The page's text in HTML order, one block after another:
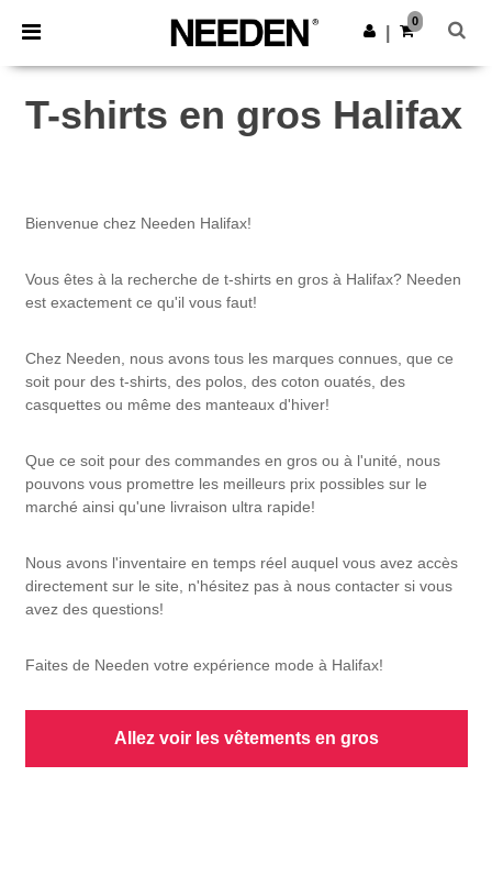
× Appli Needen
Meilleurs prix sur l’app !
Obtenir l'appli
0
T-shirts en gros Halifax
Bienvenue chez Needen Halifax!
Vous êtes à la recherche de t-shirts en gros à Halifax? Needen
est exactement ce qu'il vous faut!
Chez Needen, nous avons tous les marques connues, que ce
soit pour des t-shirts, des polos, des coton ouatés, des
casquettes ou même des manteaux d'hiver!
Que ce soit pour des commandes en gros ou à l'unité, nous
pouvons vous promettre les meilleurs prix possibles sur le
marché ainsi qu'une livraison ultra rapide!
Nous avons l'inventaire en temps réel auquel vous avez accès
directement sur le site, n'hésitez pas à nous contacter si vous
avez des questions!
Faites de Needen votre expérience mode à Halifax!
Allez voir les vêtements en gros